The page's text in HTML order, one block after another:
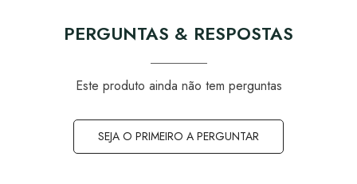
PERGUNTAS & RESPOSTAS
Este produto ainda não tem perguntas
SEJA O PRIMEIRO A PERGUNTAR